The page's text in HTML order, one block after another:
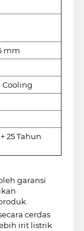
mm
Cooling
25 Tahun
garansi
cerdas
irit listrik